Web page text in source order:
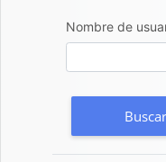
Nombre de